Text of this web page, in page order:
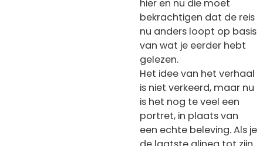
hier en nu die moet
bekrachtigen dat de reis
nu anders loopt op basis
van wat je eerder hebt
gelezen.
Het idee van het verhaal
is niet verkeerd, maar nu
is het nog te veel een
portret, in plaats van
een echte beleving. Als je